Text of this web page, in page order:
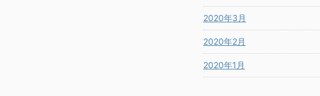
2020年3月
2020年2月
2020年1月